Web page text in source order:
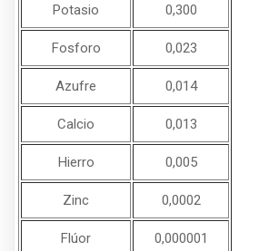
Potasio 0,300
Fosforo 0,023
Azufre 0,014
Calcio 0,013
Hierro 0,005
Zinc 0,0002
Flúor 0,000001